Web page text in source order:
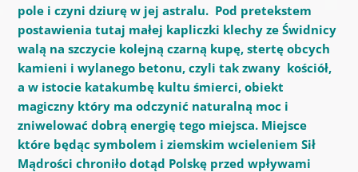
pole i czyni dziurę w jej astralu. Pod pretekstem
postawienia tutaj małej kapliczki klechy ze Świdnicy
walą na szczycie kolejną czarną kupę, stertę obcych
kamieni i wylanego betonu, czyli tak zwany kościół,
a w istocie katakumbę kultu śmierci, obiekt
magiczny który ma odczynić naturalną moc i
zniwelować dobrą energię tego miejsca. Miejsce
które będąc symbolem i ziemskim wcieleniem Sił
Mądrości chroniło dotąd Polskę przed wpływami